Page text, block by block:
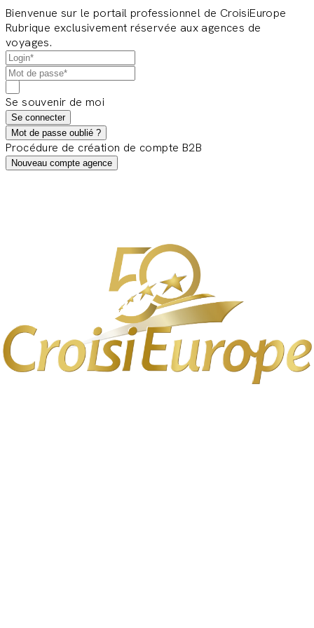
Bienvenue sur le portail professionnel de CroisiEurope
Rubrique exclusivement réservée aux agences de
voyages.
Se souvenir de moi
Se connecter
Mot de passe oublié ?
Procédure de création de compte B2B
Nouveau compte agence